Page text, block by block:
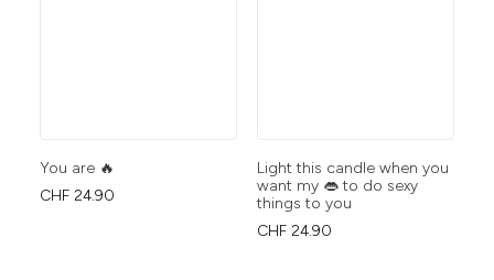
You are 🔥
CHF 24.90
Light this candle when you
want my 👄 to do sexy
things to you
CHF 24.90